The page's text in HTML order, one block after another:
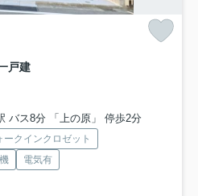
戸建
バス8分 「上の原」 停歩2分
ークインクロゼット
電気有